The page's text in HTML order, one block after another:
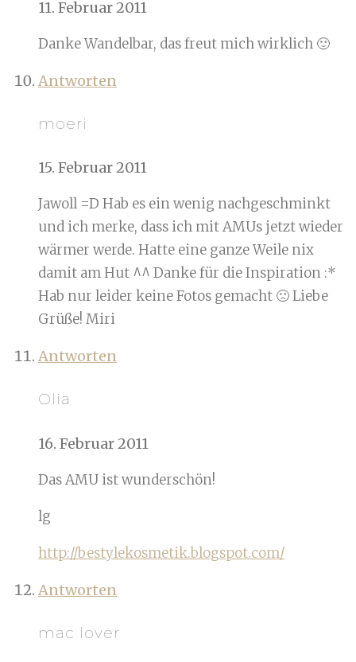
11. Februar 2011
Danke Wandelbar, das freut mich wirklich 🙂
Antworten
moeri
15. Februar 2011
Jawoll =D Hab es ein wenig nachgeschminkt
und ich merke, dass ich mit AMUs jetzt wieder
wärmer werde. Hatte eine ganze Weile nix
damit am Hut ^^ Danke für die Inspiration :*
Hab nur leider keine Fotos gemacht 🙁 Liebe
Grüße! Miri
Antworten
Olia
16. Februar 2011
Das AMU ist wunderschön!
lg
http://bestylekosmetik.blogspot.com/
Antworten
mac lover